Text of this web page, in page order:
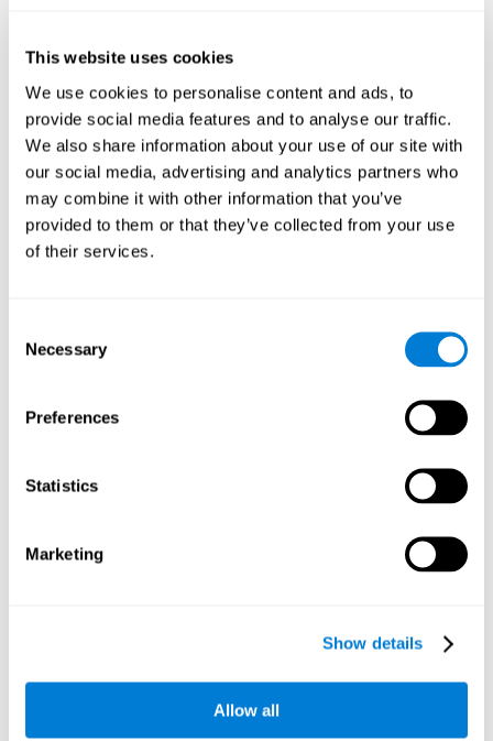
This website uses cookies
We use cookies to personalise content and ads, to
provide social media features and to analyse our traffic.
We also share information about your use of our site with
our social media, advertising and analytics partners who
may combine it with other information that you’ve
provided to them or that they’ve collected from your use
of their services.
Selection
Necessary
Preferences
Statistics
Marketing
Show details
Allow all
إنّ تدريب الإدراك لكوجنيفيت مؤلّف من أنشطة عصبية-نفسية تنشّط
الدماغ والقدرات المعرفية. تمثّل هذه الأنشطة هذه اجتهاداً لإدراكنا،
الأمر الذي يساعد في أدائنا.
يتمّ تنشيط المناطق المتعلّقة بأنشطة الإدراك بسبب الاجتهاد لتحقيق
مطالب التدريب. إنّ اللدونة العصبية هي الطريقة الدماغية التي تسمح
لدماغنا التكيّف لمطالب التدريب. يسمح لنا التكيّف وتغييرات اتّصالات
دماغنا استخدام القدرات المعرفية المتعلّقة بالإدراك في حياتنا اليومية
النشاط الجيّد للإدراك له أسس علميّ ثابت ويكيّف الأنشطة والصعوبة
بحسب ضروراتنا.
مزايا تمارين التنبيه المعرفي
للإدراك لكوجنيفيت
يعمل كوجنيفين منذ سنوات كثيرة لتكون أنشطة الإدراك ممتازة. إنّ
الغرض أن تكون تدريبات الإدراك سهلة الاستخدام وفعالة لتنشيط
محدّدة:
لإجراء أنشطة الإدراك لكوجنيفيت تكفي خطوى بسيطة. قد سهّل
إنّ الدافع عامل مهمّ لمدّة العلاج. لذلك، أنشأ كوجنيفيت أنشطة للإدراك
يجب أن نفهم التعليمات بسرعة وبدون اجتهاد. للحصول على هذا الهدف،